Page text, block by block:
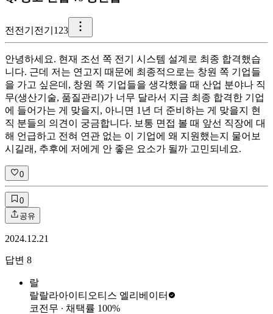
전 전기전기123
안녕하세요. 현재 조선 쪽 전기 시스템 설계로 최종 합격했습
니다. 근데 저는 연고지 때문에 최종적으로는 창원 쪽 기업들
을 가고 싶은데, 창원 쪽 기업들을 생각했을 때 산업 분야나 직
무(생산기술, 품질관리)가 너무 달라서 지금 최종 합격한 기업
에 들어가는 게 맞을지, 아니면 1년 더 준비하는 게 맞을지 현
직 분들의 의견이 궁금합니다. 보통 면접 볼 때 앞선 직장에 대
해 언급하고 전혀 연관 없는 이 기업에 왜 지원했는지 물어보
시길래, 추후에 저에게 안 좋은 요소가 될까 고민되네요.
0
0
공유
2024.12.21
답변 8
랄
랄랄라아이티 오티스 엘리베이터
코전무 ∙ 채택률 100%